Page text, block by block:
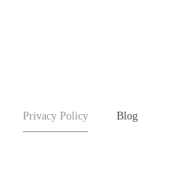
Privacy Policy Blog